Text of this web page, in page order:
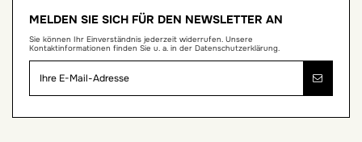
MELDEN SIE SICH FÜR DEN NEWSLETTER AN
Sie können Ihr Einverständnis jederzeit widerrufen. Unsere
Kontaktinformationen finden Sie u. a. in der Datenschutzerklärung.